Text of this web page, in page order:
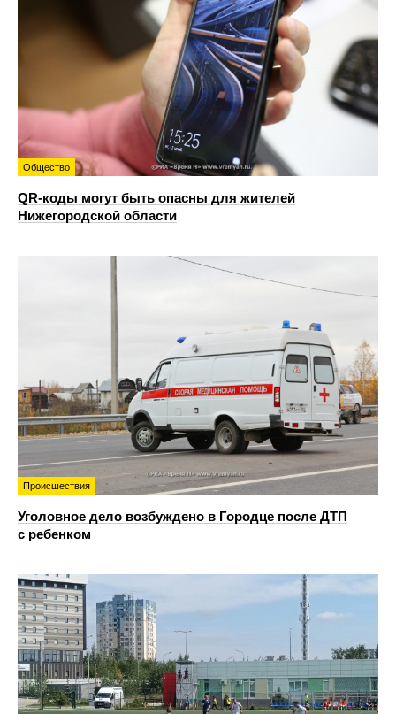
Общество
QR-коды могут быть опасны для жителей
Нижегородской области
Происшествия
Уголовное дело возбуждено в Городце после ДТП
с ребенком